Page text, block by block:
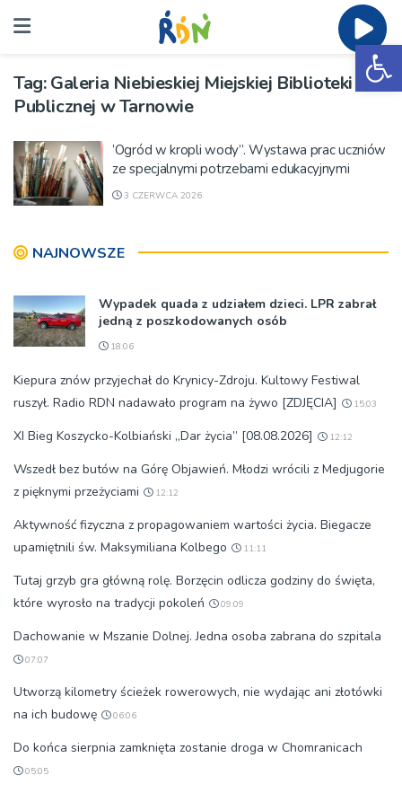
Tag:Galeria Niebieskiej Miejskiej Biblioteki
Publicznej w Tarnowie
’Ogród w kropli wody”. Wystawa prac uczniów
ze specjalnymi potrzebami edukacyjnymi
3 CZERWCA 2026
NAJNOWSZE
Wypadek quada z udziałem dzieci. LPR zabrał
jedną z poszkodowanych osób
18:06
Kiepura znów przyjechał do Krynicy-Zdroju. Kultowy Festiwal
ruszył. Radio RDN nadawało program na żywo [ZDJĘCIA]
15:03
XI Bieg Koszycko-Kolbiański „Dar życia” [08.08.2026] 12:12
Wszedł bez butów na Górę Objawień. Młodzi wrócili z Medjugorie
z pięknymi przeżyciami
12:12
Aktywność fizyczna z propagowaniem wartości życia. Biegacze
upamiętnili św. Maksymiliana Kolbego
11:11
Tutaj grzyb gra główną rolę. Borzęcin odlicza godziny do święta,
które wyrosło na tradycji pokoleń
09:09
Dachowanie w Mszanie Dolnej. Jedna osoba zabrana do szpitala
07:07
Utworzą kilometry ścieżek rowerowych, nie wydając ani złotówki
na ich budowę
06:06
Do końca sierpnia zamknięta zostanie droga w Chomranicach
05:05